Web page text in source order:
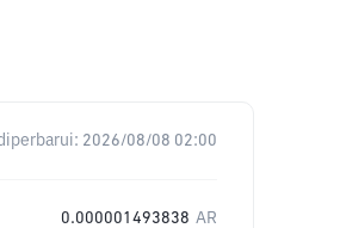
2026/08/08 02:00
0.000001493838 AR